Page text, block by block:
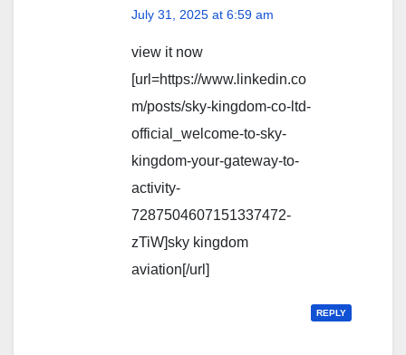
July 31, 2025 at 6:59 am
view it now
[url=https://www.linkedin.co
m/posts/sky-kingdom-co-ltd-
official_welcome-to-sky-
kingdom-your-gateway-to-
activity-
7287504607151337472-
zTiW]sky kingdom
aviation[/url]
REPLY